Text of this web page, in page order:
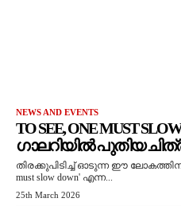
NEWS AND EVENTS
TO SEE, ONE MUST
ഗാലറിയിൽ പുതിയ
തിരക്കുപിടിച്ച് ഓടുന്ന ഈ ലോകത്തിന്
must slow down' എന്ന...
25th March 2026